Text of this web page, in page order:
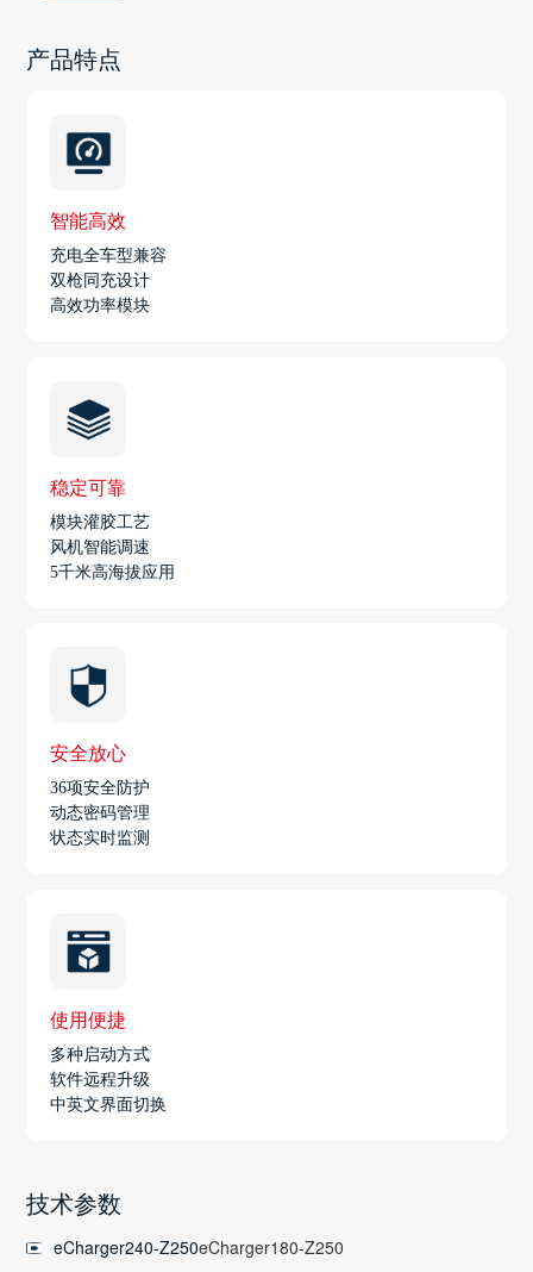
产品特点
智能高效
充电全车型兼容
双枪同充设计
高效功率模块
稳定可靠
模块灌胶工艺
风机智能调速
5千米高海拔应用
安全放心
36项安全防护
动态密码管理
状态实时监测
使用便捷
多种启动方式
软件远程升级
中英文界面切换
技术参数
eCharger240-Z250eCharger180-Z250